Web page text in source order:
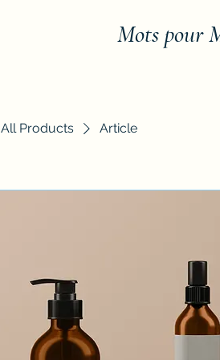
Mots pour
All Products Article